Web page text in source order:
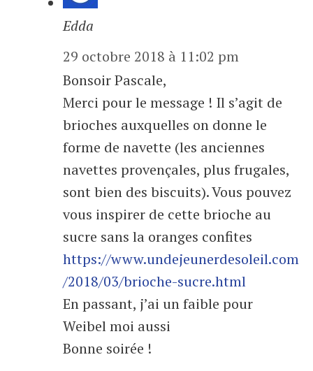
Edda
29 octobre 2018 à 11:02 pm
Bonsoir Pascale,
Merci pour le message ! Il s’agit de
brioches auxquelles on donne le
forme de navette (les anciennes
navettes provençales, plus frugales,
sont bien des biscuits). Vous pouvez
vous inspirer de cette brioche au
sucre sans la oranges confites
https://www.undejeunerdesoleil.com
/2018/03/brioche-sucre.html
En passant, j’ai un faible pour
Weibel moi aussi
Bonne soirée !